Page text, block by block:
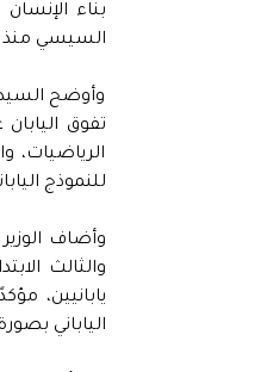
بناء
السيسي منذ زيارته لليابان عام
وأوضح السيد
الرياضيات،
للنموذج
وأضاف
والثالث
يابانيين،
الياباني